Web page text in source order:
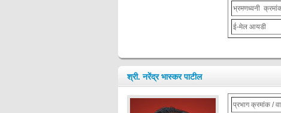
भ्रमणध्वनी
ई-मेल आयडी
श्री. नरेंद्र भास्कर पाटील
प्रभाग क्रमांक /